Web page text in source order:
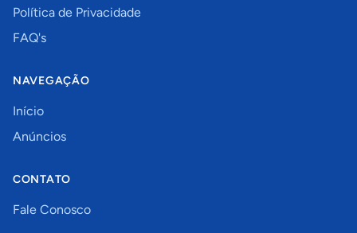
Política de Privacidade
FAQ's
NAVEGAÇÃO
Início
Anúncios
CONTATO
Fale Conosco